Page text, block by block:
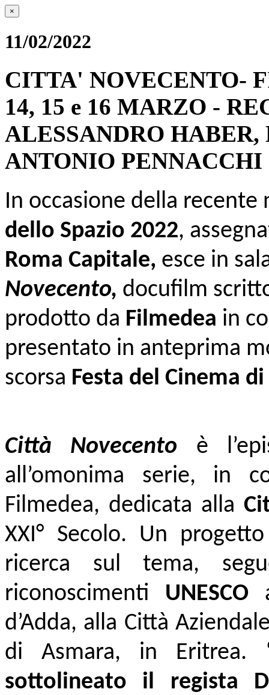
×
11/02/2022
CITTA' NOVECENTO-
14, 15 e 16 MARZO -
ALESSANDRO
ANTONIO PENNACCHI
In occasione della
dello Spazio 2022,
Roma Capitale, esce in
Novecento, docufilm
prodotto da Filmedea in
presentato in anteprima
scorsa Festa del Cinema
Città Novecento è
all’omonima serie, in
Filmedea, dedicata alla
XXI° Secolo. Un
ricerca sul tema,
riconoscimenti UNESCO
d’Adda, alla Città
di Asmara, in Eritrea.
sottolineato il regista